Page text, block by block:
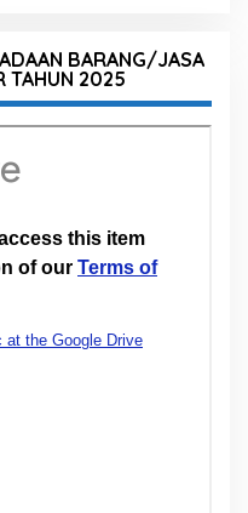
BARANG/JASA
TAHUN 2025